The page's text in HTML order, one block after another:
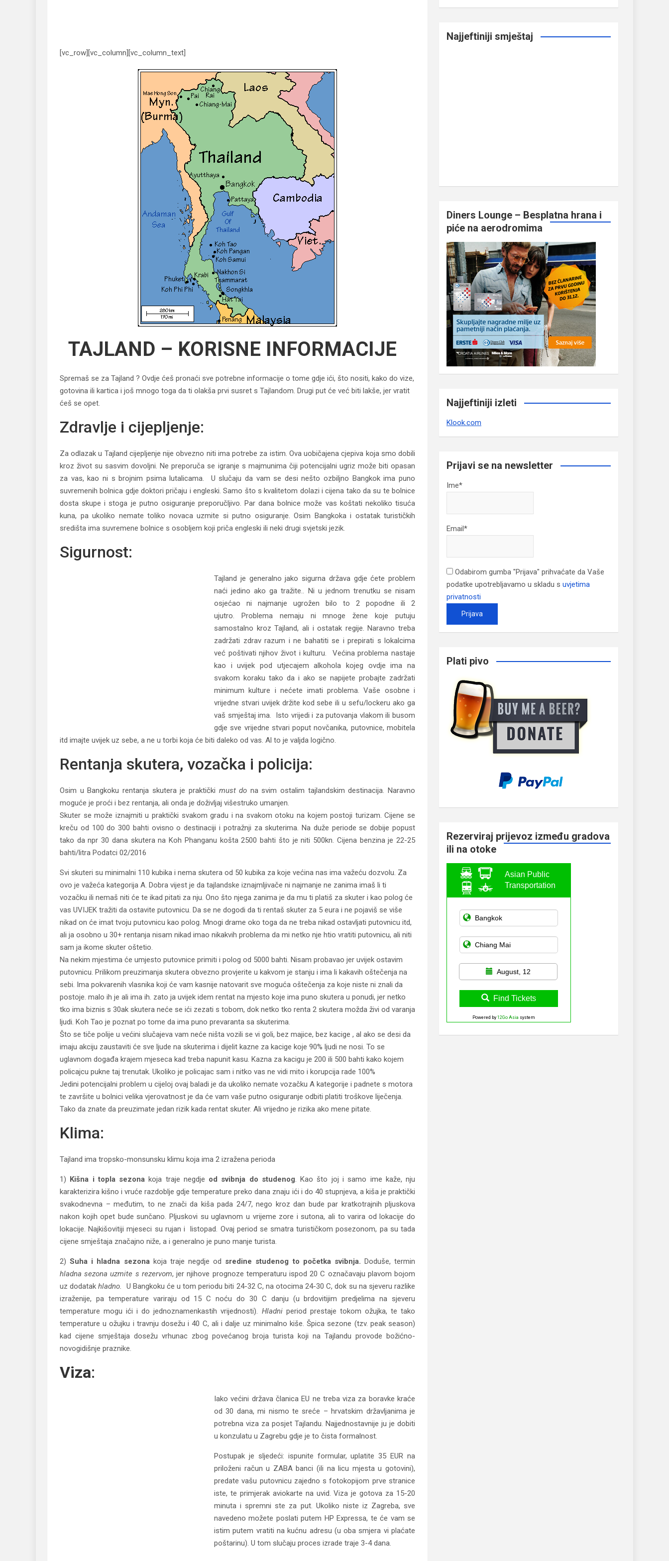
[vc_row][vc_column][vc_column_text]
TAJLAND – KORISNE INFORMACIJE
Spremaš se za Tajland ? Ovdje ćeš pronaći sve potrebne informacije o tome gdje ići, što nositi, kako do vize,
gotovina ili kartica i još mnogo toga da ti olakša prvi susret s Tajlandom. Drugi put će već biti lakše, jer vratit
ćeš se opet.
Zdravlje i cijepljenje:
Za odlazak u Tajland cijepljenje nije obvezno niti ima potrebe za istim. Ova uobičajena cjepiva koja smo dobili
kroz život su sasvim dovoljni. Ne preporuča se igranje s majmunima čiji potencijalni ugriz može biti opasan
za vas, kao ni s brojnim psima lutalicama. U slučaju da vam se desi nešto ozbiljno Bangkok ima puno
suvremenih bolnica gdje doktori pričaju i engleski. Samo što s kvalitetom dolazi i cijena tako da su te bolnice
dosta skupe i stoga je putno osiguranje preporučljivo. Par dana bolnice može vas koštati nekoliko tisuća
kuna, pa ukoliko nemate toliko novaca uzmite si putno osiguranje. Osim Bangkoka i ostatak turističkih
središta ima suvremene bolnice s osobljem koji priča engleski ili neki drugi svjetski jezik.
Sigurnost:
Tajland je generalno jako sigurna država gdje ćete problem
naći jedino ako ga tražite.. Ni u jednom trenutku se nisam
osjećao ni najmanje ugrožen bilo to 2 popodne ili 2
ujutro. Problema nemaju ni mnoge žene koje putuju
samostalno kroz Tajland, ali i ostatak regije. Naravno treba
zadržati zdrav razum i ne bahatiti se i prepirati s lokalcima
već poštivati njihov život i kulturu. Većina problema nastaje
kao i uvijek pod utjecajem alkohola kojeg ovdje ima na
svakom koraku tako da i ako se napijete probajte zadržati
minimum kulture i nećete imati problema. Vaše osobne i
vrijedne stvari uvijek držite kod sebe ili u sefu/lockeru ako ga
vaš smještaj ima. Isto vrijedi i za putovanja vlakom ili busom
gdje sve vrijedne stvari poput novčanika, putovnice, mobitela
itd imajte uvijek uz sebe, a ne u torbi koja će biti daleko od vas. Al to je valjda logično.
Rentanja skutera, vozačka i policija:
Osim u Bangkoku rentanja skutera je praktički must do na svim ostalim tajlandskim destinacija. Naravno
moguće je proći i bez rentanja, ali onda je doživljaj višestruko umanjen.
Skuter se može iznajmiti u praktički svakom gradu i na svakom otoku na kojem postoji turizam. Cijene se
kreču od 100 do 300 bahti ovisno o destinaciji i potražnji za skuterima. Na duže periode se dobije popust
tako da npr 30 dana skutera na Koh Phanganu košta 2500 bahti što je niti 500kn. Cijena benzina je 22-25
bahti/litra Podatci 02/2016
Svi skuteri su minimalni 110 kubika i nema skutera od 50 kubika za koje većina nas ima važeću dozvolu. Za
ovo je važeća kategorija A. Dobra vijest je da tajlandske iznajmljivače ni najmanje ne zanima imaš li ti
vozačku ili nemaš niti će te ikad pitati za nju. Ono što njega zanima je da mu ti platiš za skuter i kao polog će
vas UVIJEK tražiti da ostavite putovnicu. Da se ne dogodi da ti rentaš skuter za 5 eura i ne pojaviš se više
nikad on će imat tvoju putovnicu kao polog. Mnogi drame oko toga da ne treba nikad ostavljati putovnicu itd,
ali ja osobno u 30+ rentanja nisam nikad imao nikakvih problema da mi netko nje htio vratiti putovnicu, ali niti
sam ja ikome skuter oštetio.
Na nekim mjestima će umjesto putovnice primiti i polog od 5000 bahti. Nisam probavao jer uvijek ostavim
putovnicu. Prilikom preuzimanja skutera obvezno provjerite u kakvom je stanju i ima li kakavih oštečenja na
sebi. Ima pokvarenih vlasnika koji će vam kasnije natovarit sve moguća oštečenja za koje niste ni znali da
postoje. malo ih je ali ima ih. zato ja uvijek idem rentat na mjesto koje ima puno skutera u ponudi, jer netko
tko ima biznis s 30ak skutera neće se ići zezati s tobom, dok netko tko renta 2 skutera možda živi od varanja
ljudi. Koh Tao je poznat po tome da ima puno prevaranta sa skuterima.
Što se tiče polije u većini slučajeva vam neće ništa vozili se vi goli, bez majice, bez kacige , al ako se desi da
imaju akciju zaustaviti će sve ljude na skuterima i dijelit kazne za kacige koje 90% ljudi ne nosi. To se
uglavnom događa krajem mjeseca kad treba napunit kasu. Kazna za kacigu je 200 ili 500 bahti kako kojem
policajcu pukne taj trenutak. Ukoliko je policajac sam i nitko vas ne vidi mito i korupcija rade 100%
Jedini potencijalni problem u cijeloj ovaj baladi je da ukoliko nemate vozačku A kategorije i padnete s motora
te završite u bolnici velika vjerovatnost je da će vam vaše putno osiguranje odbiti platiti troškove liječenja.
Tako da znate da preuzimate jedan rizik kada rentat skuter. Ali vrijedno je rizika ako mene pitate.
Klima:
Tajland ima tropsko-monsunsku klimu koja ima 2 izražena perioda
1) Kišna i topla sezona koja traje negdje od svibnja do studenog. Kao što joj i samo ime kaže, nju
karakterizira kišno i vruće razdoblje gdje temperature preko dana znaju ići i do 40 stupnjeva, a kiša je praktički
svakodnevna – međutim, to ne znači da kiša pada 24/7, nego kroz dan bude par kratkotrajnih pljuskova
nakon kojih opet bude sunčano. Pljuskovi su uglavnom u vrijeme zore i sutona, ali to varira od lokacije do
lokacije. Najkišovitiji mjeseci su rujan i listopad. Ovaj period se smatra turističkom posezonom, pa su tada
cijene smještaja značajno niže, a i generalno je puno manje turista.
2)Suha i hladna sezona koja traje negdje od sredine studenog to početka svibnja. Doduše, termin
hladna sezonauzmite s rezervom, jer njihove prognoze temperaturu ispod 20 C označavaju plavom bojom
uz dodatak hladno.
U Bangkoku će u tom periodu biti 24-32 C, na otocima 24-30 C, dok su na sjeveru razlike
izraženije, pa temperature variraju od 15 C noću do 30 C danju (u brdovitijim predjelima na sjeveru
temperature mogu ići i do jednoznamenkastih vrijednosti). Hladniperiod prestaje tokom ožujka, te tako
temperature u ožujku i travnju dosežu i 40 C, ali i dalje uz minimalno kiše. Špica sezone (tzv. peak season)
kad cijene smještaja dosežu vrhunac zbog povećanog broja turista koji na Tajlandu provode božićno-
novogidišnje praznike.
Viza:
Iako većini država članica EU ne treba viza za boravke kraće
od 30 dana, mi nismo te sreće – hrvatskim državljanima je
potrebna viza za posjet Tajlandu. Najjednostavnije ju je dobiti
u konzulatu u Zagrebu gdje je to čista formalnost.
Postupak je sljedeći: ispunite formular, uplatite 35 EUR na
priloženi račun u ZABA banci (ili na licu mjesta u gotovini),
predate vašu putovnicu zajedno s fotokopijom prve stranice
iste, te primjerak aviokarte na uvid. Viza je gotova za 15-20
minuta i spremni ste za put. Ukoliko niste iz Zagreba, sve
navedeno možete poslati putem HP Expressa, te će vam se
istim putem vratiti na kućnu adresu (u oba smjera vi plaćate
poštarinu). U tom slučaju proces izrade traje 3-4 dana.
Najjeftiniji smještaj
Diners Lounge – Besplatna hrana i
piće na aerodromima
Najjeftiniji izleti
Klook.com
Prijavi se na newsletter
Ime*
Email*
Odabirom gumba "Prijava" prihvaćate da Vaše
podatke upotrebljavamo u skladu s uvjetima
privatnosti
Plati pivo
Rezerviraj prijevoz između gradova
ili na otoke
Asian Public
Transportation
August, 12
Find Tickets
Powered by 12Go Asia system